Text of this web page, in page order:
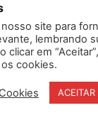
site para
lembrando
clicar em
cookies.
ACEITAR